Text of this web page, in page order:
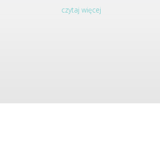
czytaj więcej